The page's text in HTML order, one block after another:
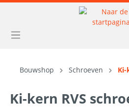
Bouwshop Schroeven
Ki-kern RVS